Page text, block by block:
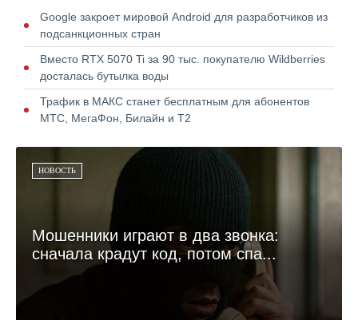
Google закроет мировой Android для разработчиков из
подсанкционных стран
Вместо RTX 5070 Ti за 90 тыс. покупателю Wildberries
досталась бутылка воды
Трафик в МАКС станет бесплатным для абонентов
МТС, МегаФон, Билайн и Т2
НОВОСТЬ
Мошенники играют в два звонка:
сначала крадут код, потом спа...